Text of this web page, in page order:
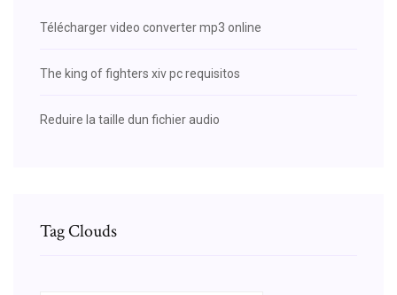
Télécharger video converter mp3 online
The king of fighters xiv pc requisitos
Reduire la taille dun fichier audio
Tag Clouds